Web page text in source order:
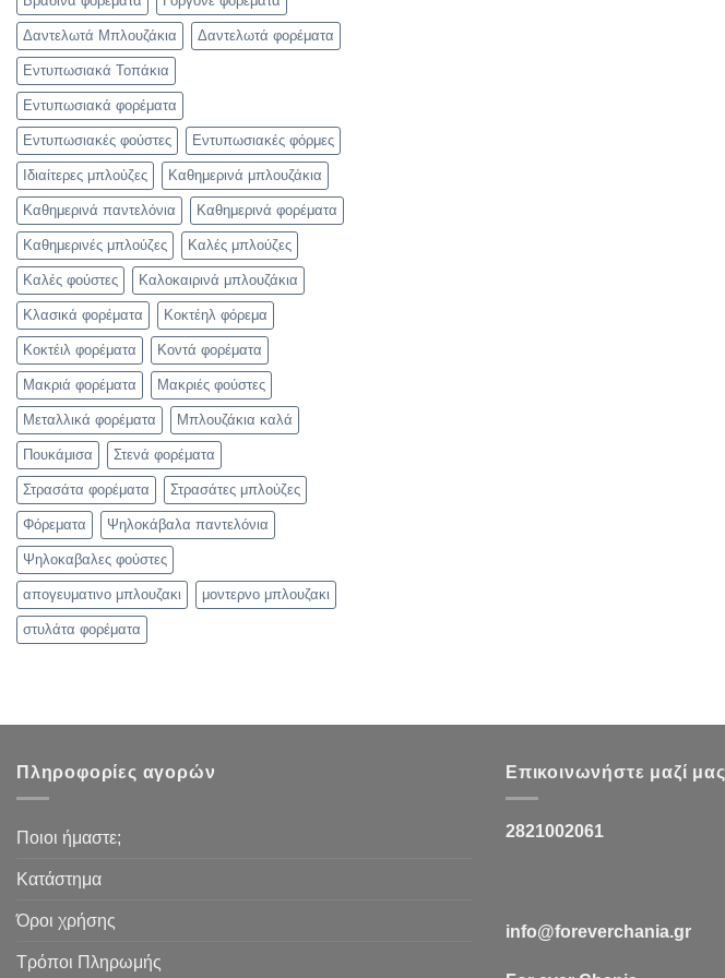
Δαντελωτά Μπλουζάκια Δαντελωτά φορέματα
Εντυπωσιακά Τοπάκια
Εντυπωσιακά φορέματα
Εντυπωσιακές φούστες Εντυπωσιακές φόρμες
Ιδιαίτερες μπλούζες Καθημερινά μπλουζάκια
Καθημερινά παντελόνια Καθημερινά φορέματα
Καθημερινές μπλούζες Καλές μπλούζες
Καλές φούστες Καλοκαιρινά μπλουζάκια
Κλασικά φορέματα Κοκτέηλ φόρεμα
Κοκτέιλ φορέματα Κοντά φορέματα
Μακριά φορέματα Μακριές φούστες
Μεταλλικά φορέματα Μπλουζάκια καλά
Πουκάμισα Στενά φορέματα
Στρασάτα φορέματα Στρασάτες μπλούζες
Φόρεματα Ψηλοκάβαλα παντελόνια
Ψηλοκαβαλες φούστες
απογευματινο μπλουζακι μοντερνο μπλουζακι
στυλάτα φορέματα
Πληροφορίες αγορών
Ποιοι ήμαστε;
Κατάστημα
Όροι χρήσης
Τρόποι Πληρωμής
Επικοινωνήστε μαζί μας
2821002061
info@foreverchania.gr